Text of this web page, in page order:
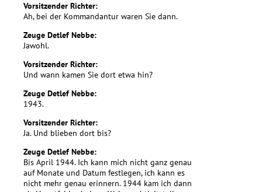
Vorsitzender Richter:
Ah, bei der Kommandantur waren Sie dann.
Zeuge Detlef Nebbe:
Jawohl.
Vorsitzender Richter:
Und wann kamen Sie dort etwa hin?
Zeuge Detlef Nebbe:
1943.
Vorsitzender Richter:
Ja. Und blieben dort bis?
Zeuge Detlef Nebbe:
Bis April 1944. Ich kann mich nicht ganz genau
auf Monate und Datum festlegen, ich kann es
nicht mehr genau erinnern. 1944 kam ich dann